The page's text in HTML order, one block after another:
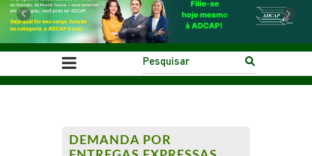
Previous Next
DEMANDA POR